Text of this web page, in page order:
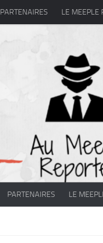
PARTENAIRES LE MEEPLE
PARTENAIRES LE